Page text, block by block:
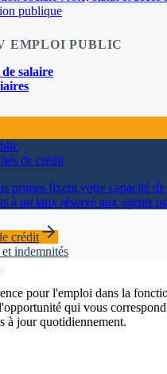
publique
EMPLOI PUBLIC
salaire
de crédit
primes fixent votre capacité
à un taux réservé aux agents
crédit
indemnités
pour l'emploi dans la
qui vous
à jour quotidiennement.